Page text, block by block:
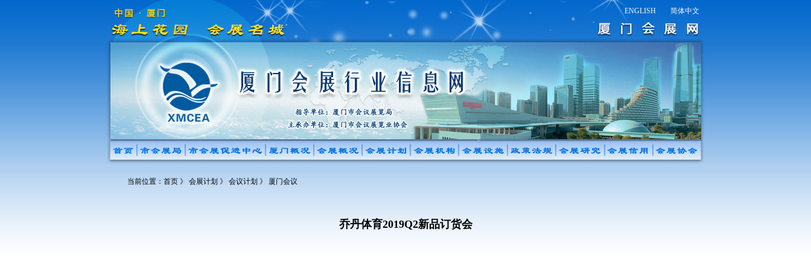
ENGLISH 简体中文
当前位置： 首页 》 会展计划 》 会议计划 》 厦门会议
乔丹体育2019Q2新品订货会